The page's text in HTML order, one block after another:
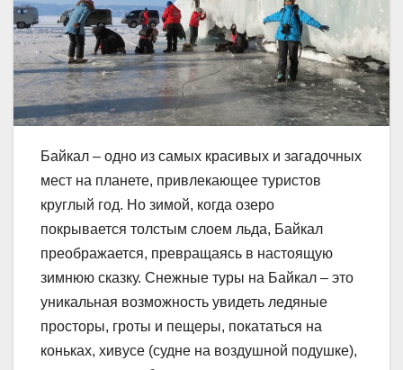
Байкал – одно из самых красивых и загадочных
мест на планете, привлекающее туристов
круглый год. Но зимой, когда озеро
покрывается толстым слоем льда, Байкал
преображается, превращаясь в настоящую
зимнюю сказку. Снежные туры на Байкал – это
уникальная возможность увидеть ледяные
просторы, гроты и пещеры, покататься на
коньках, хивусе (судне на воздушной подушке),